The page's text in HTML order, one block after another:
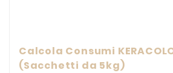
Calcola Consumi
(Sacchetti da 5kg)